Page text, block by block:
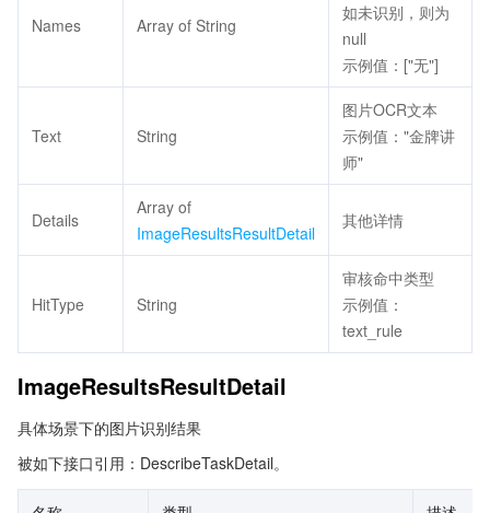
Names Array of String
如未识别，则为
null
示例值：["无"]
Text String
图片OCR文本
示例值："金牌讲
师"
Details
Array of
ImageResultsResultDetail
其他详情
HitType String
审核命中类型
示例值：
text_rule
ImageResultsResultDetail
具体场景下的图片识别结果
被如下接口引用：DescribeTaskDetail。